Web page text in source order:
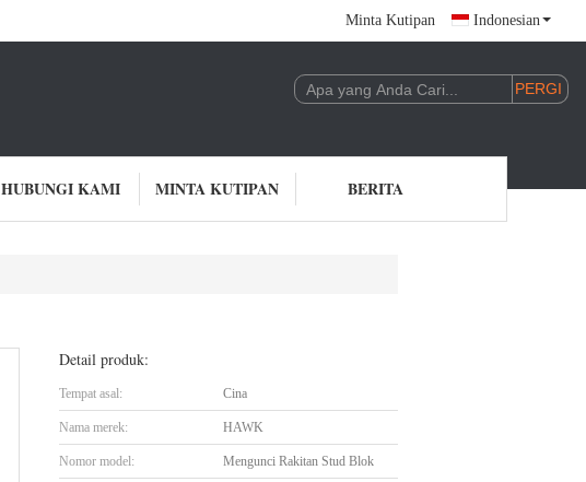
Minta Kutipan Indonesian
HUBUNGI KAMI MINTA KUTIPAN BERITA
Detail produk:
Tempat asal: Cina
Nama merek: HAWK
Nomor model: Mengunci Rakitan Stud Blok